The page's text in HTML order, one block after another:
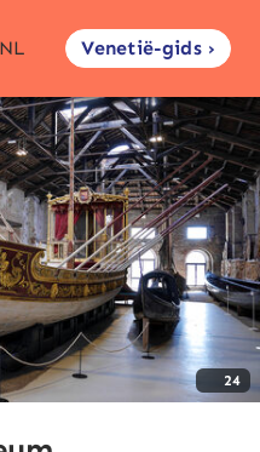
NL Venetië-gids ›
24